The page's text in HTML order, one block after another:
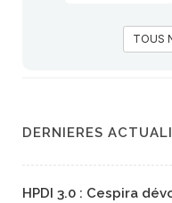
TOUS
DERNIERES
HPDI 3.0 : Cespira